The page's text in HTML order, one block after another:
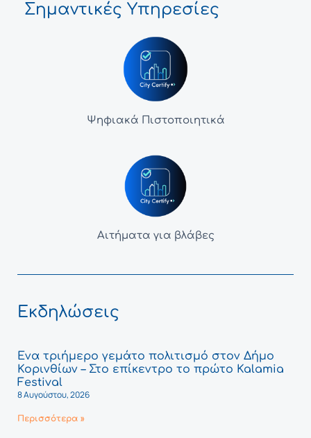
Σημαντικές Υπηρεσίες
Ψηφιακά Πιστοποιητικά
Αιτήματα για βλάβες
Εκδηλώσεις
Ένα τριήμερο γεμάτο πολιτισμό στον Δήμο
Κορινθίων – Στο επίκεντρο το πρώτο Kalamia
Festival
8 Αυγούστου, 2026
Περισσότερα »